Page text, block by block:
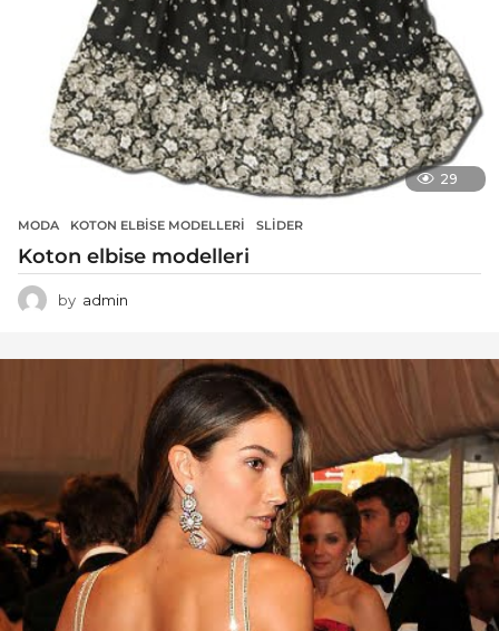
29
MODA KOTON ELBISE MODELLERI ,SLIDER
Koton elbise modelleri
by admin